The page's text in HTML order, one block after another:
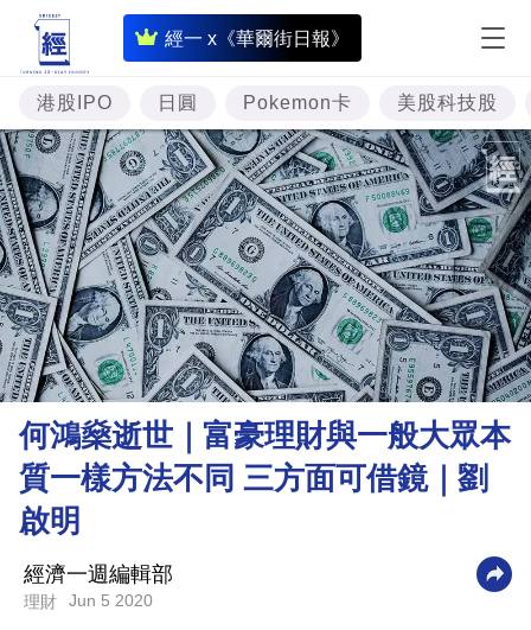
經一 x《華爾街日報》
即
時
財
經
專
題
投
資
樓
市
理
財
商
科
技
港股IPO 日圓 Pokemon卡 美股科技股
何鴻燊逝世｜富豪理財與一般大眾本
質一樣方法不同 三方面可借鏡｜劉
啟明
經濟一週編輯部
理財 Jun 5 2020